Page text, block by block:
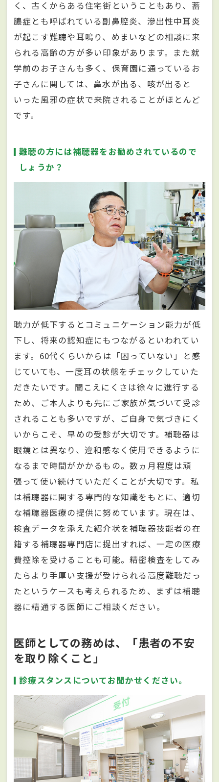
く、古くからある住宅街ということもあり、蓄
膿症とも呼ばれている副鼻腔炎、滲出性中耳炎
が起こす難聴や耳鳴り、めまいなどの相談に来
られる高齢の方が多い印象があります。また就
学前のお子さんも多く、保育園に通っているお
子さんに関しては、鼻水が出る、咳が出ると
いった風邪の症状で来院されることがほとんど
です。
難聴の方には補聴器をお勧めされているので
しょうか？
聴力が低下するとコミュニケーション能力が低
下し、将来の認知症にもつながるといわれてい
ます。60代くらいからは「困っていない」と感
じていても、一度耳の状態をチェックしていた
だきたいです。聞こえにくさは徐々に進行する
ため、ご本人よりも先にご家族が気づいて受診
されることも多いですが、ご自身で気づきにく
いからこそ、早めの受診が大切です。補聴器は
眼鏡とは異なり、違和感なく使用できるように
なるまで時間がかかるもの。数ヵ月程度は頑
張って使い続けていただくことが大切です。私
は補聴器に関する専門的な知識をもとに、適切
な補聴器医療の提供に努めています。現在は、
検査データを添えた紹介状を補聴器技能者の在
籍する補聴器専門店に提出すれば、一定の医療
費控除を受けることも可能。精密検査をしてみ
たらより手厚い支援が受けられる高度難聴だっ
たというケースも考えられるため、まずは補聴
器に精通する医師にご相談ください。
医師としての務めは、「患者の不安
を取り除くこと」
診療スタンスについてお聞かせください。